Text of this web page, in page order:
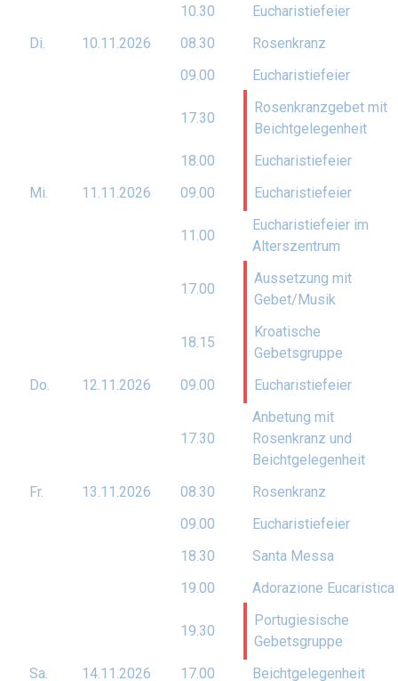
10.30
Eucharistiefeier
Di.
10.11.2026 08.30
Rosenkranz
09.00
Eucharistiefeier
17.30
Rosenkranzgebet mit
Beichtgelegenheit
18.00
Eucharistiefeier
Mi.
11.11.2026 09.00 Eucharistiefeier
11.00
Eucharistiefeier im
Alterszentrum
17.00
Aussetzung mit
Gebet/Musik
18.15
Kroatische
Gebetsgruppe
Do.
12.11.2026 09.00 Eucharistiefeier
17.30
Anbetung mit
Rosenkranz und
Beichtgelegenheit
Fr.
13.11.2026 08.30
Rosenkranz
09.00
Eucharistiefeier
18.30
Santa Messa
19.00
Adorazione Eucaristica
19.30
Portugiesische
Gebetsgruppe
Sa.
14.11.2026 17.00 Beichtgelegenheit